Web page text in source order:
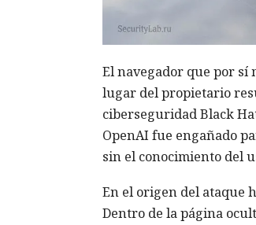
El navegador que por sí
lugar del propietario
ciberseguridad Black
OpenAI fue engañado
sin el conocimiento del
En el origen del ataque
Dentro de la página